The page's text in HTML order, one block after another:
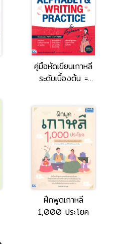
คู่มือหัดเขียนเกาหลี
ระดับเบื้องต้น =
Alphabet &
Writing Practice
for Beginners
ฝึกพูดเกาหลี
1,000 ประโยค